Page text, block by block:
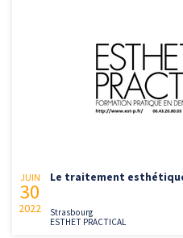
JUIN
30
2022
Le traitement
Strasbourg
ESTHET PRACTICAL